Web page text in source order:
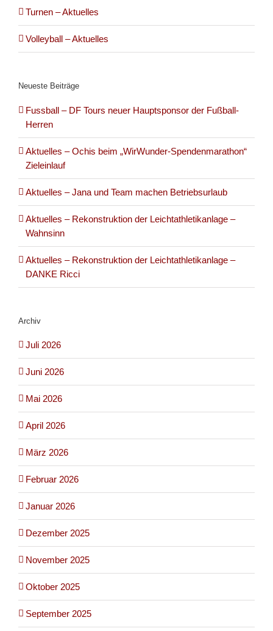
Turnen – Aktuelles
Volleyball – Aktuelles
Neueste Beiträge
Fussball – DF Tours neuer Hauptsponsor der Fußball-
Herren
Aktuelles – Ochis beim „WirWunder-Spendenmarathon“
Zieleinlauf
Aktuelles – Jana und Team machen Betriebsurlaub
Aktuelles – Rekonstruktion der Leichtathletikanlage –
Wahnsinn
Aktuelles – Rekonstruktion der Leichtathletikanlage –
DANKE Ricci
Archiv
Juli 2026
Juni 2026
Mai 2026
April 2026
März 2026
Februar 2026
Januar 2026
Dezember 2025
November 2025
Oktober 2025
September 2025